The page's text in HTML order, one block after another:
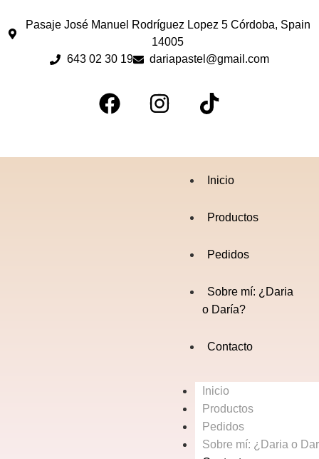
Pasaje José Manuel Rodríguez Lopez 5 Córdoba, Spain
14005
643 02 30 19
dariapastel@gmail.com
Inicio
Productos
Pedidos
Sobre mí: ¿Daria
o Daría?
Contacto
Inicio
Productos
Pedidos
Sobre mí: ¿Daria o